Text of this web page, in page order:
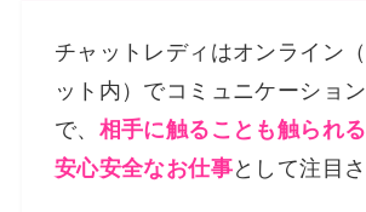
チャットレディはオンライン
ット内）でコミュニケーショ
で、 相手に触ることも触られ
安心安全なお仕事として注目